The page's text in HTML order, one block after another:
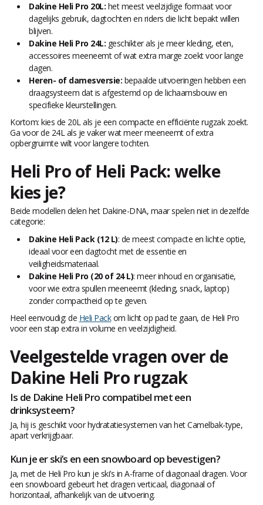
Dakine Heli Pro 20L: het meest veelzijdige formaat voor
dagelijks gebruik, dagtochten en riders die licht bepakt willen
blijven.
Dakine Heli Pro 24L: geschikter als je meer kleding, eten,
accessoires meeneemt of wat extra marge zoekt voor lange
dagen.
Heren- of damesversie: bepaalde uitvoeringen hebben een
draagsysteem dat is afgestemd op de lichaamsbouw en
specifieke kleurstellingen.
Kortom: kies de 20L als je een compacte en efficiënte rugzak zoekt.
Ga voor de 24L als je vaker wat meer meeneemt of extra
opbergruimte wilt voor langere tochten.
Heli Pro of Heli Pack: welke
kies je?
Beide modellen delen het Dakine-DNA, maar spelen niet in dezelfde
categorie:
Dakine Heli Pack (12 L): de meest compacte en lichte optie,
ideaal voor een dagtocht met de essentie en
veiligheidsmateriaal.
Dakine Heli Pro (20 of 24 L): meer inhoud en organisatie,
voor wie extra spullen meeneemt (kleding, snack, laptop)
zonder compactheid op te geven.
Heel eenvoudig: de Heli Packom licht op pad te gaan, de Heli Pro
voor een stap extra in volume en veelzijdigheid.
Veelgestelde vragen over de
Dakine Heli Pro rugzak
Is de Dakine Heli Pro compatibel met een
drinksysteem?
Ja, hij is geschikt voor hydratatiesystemen van het Camelbak-type,
apart verkrijgbaar.
Kun je er ski’s en een snowboard op bevestigen?
Ja, met de Heli Pro kun je ski’s in A-frame of diagonaal dragen. Voor
een snowboard gebeurt het dragen verticaal, diagonaal of
horizontaal, afhankelijk van de uitvoering.